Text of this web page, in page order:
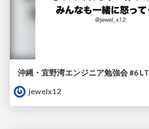
沖縄・宜野湾エンジニア勉強会 #6 LT
jewelx12